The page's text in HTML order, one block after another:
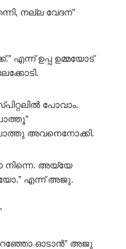
നല്ല വേദന”
എന്ന് ഉപ്പ ഉമ്മയോട്
പോവാം.
അവനെനോക്കി.
അയ്യേ
എന്ന് അജു.
ഓടാൻ” അജു